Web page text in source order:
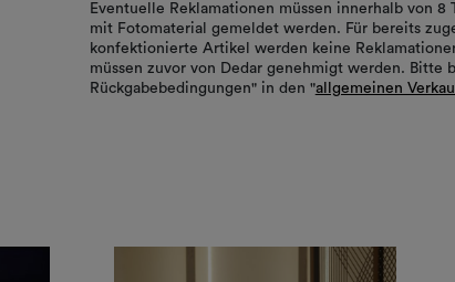
Eventuelle Reklamationen müssen innerhalb von
mit Fotomaterial gemeldet werden. Für bereits
konfektionierte Artikel werden keine
müssen zuvor von Dedar genehmigt werden. Bitte
Rückgabebedingungen" in den "allgemeinen